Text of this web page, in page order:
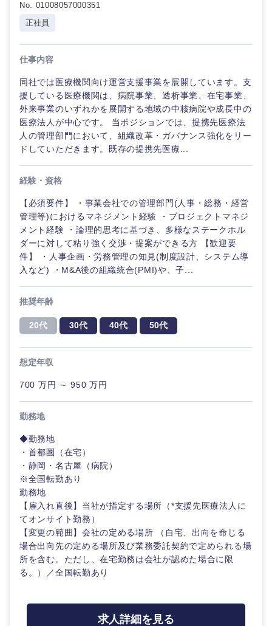
No. 01008057000351
正社員
仕事内容
同社では医療機関向け運営支援事業を展開しています。支
援している医療機関は、病院事業、透析事業、在宅事業、
外来事業のいずれかを展開する地域の中核病院や成長中の
医療法人が中心です。 当ポジションでは、提携先医療法
人の管理部門において、組織改革・ガバナンス強化をリー
ドしていただきます。既存の提携先医療...
経験・資格
【必須要件】 ・事業会社での管理部門(人事・総務・経営
管理等)におけるマネジメント経験 ・プロジェクトマネジ
メント経験 ・論理的思考に基づき、多様なステークホル
ダーに対して粘り強く交渉・提案ができる方 【歓迎要
件】 ・人事企画・労務管理の知見(制度設計、システム導
入など) ・M&A後の組織統合(PMI)や、子...
推奨年齢
20代 30代 40代 50代
想定年収
700 万円 ～ 950 万円
勤務地
◆勤務地
・首都圏（在宅）
・静岡・名古屋（病院）
※全国転勤あり
勤務地
【雇入れ直後】当社が指定する場所（*支援先医療法人に
てオンサイト勤務）
【変更の範囲】会社の定める場所 （自宅、出向を命じる
場合出向先の定める場所及び業務委託契約で定められる場
所を含む。ただし、在宅勤務は会社が認めた場合に限
る。）／全国転勤あり
求人詳細を見る